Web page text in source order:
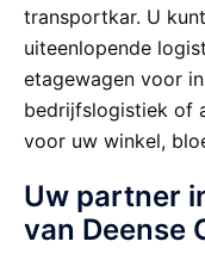
transportkar. U
uiteenlopende
etagewagen voor
bedrijfslogistiek of
voor uw winkel,
Uw partner
van Deense